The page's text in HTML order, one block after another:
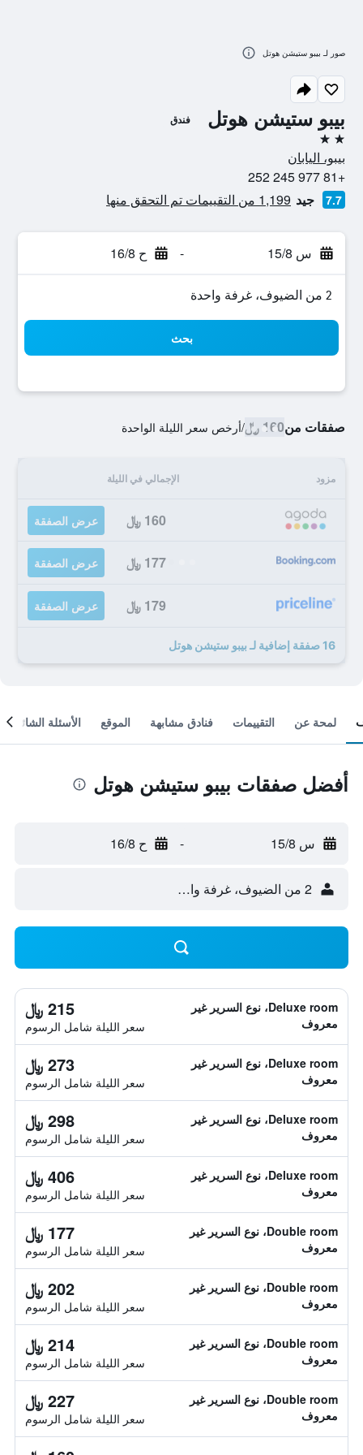
بيبو ستيشن هوتل فندق
2 نجمتين
بيبو، اليابان
+81 977 245 252
7.7 جيد 1,199 من التقييمات تم التحقق منها
س 15/8 - ح 16/8
2 من الضيوف، غرفة واحدة
بحث
صفقات من160 ﷼ /أرخص سعر الليلة الواحدة
مزود الإجمالي في الليلة
160 ﷼ عرض الصفقة
177 ﷼ عرض الصفقة
179 ﷼ عرض الصفقة
16 صفقة إضافية لـ بيبو ستيشن هوتل
صور لـ بيبو ستيشن هوتل
لمحة عن التقييمات فنادق مشابهة الموقع الأسئلة الشائعة
أفضل صفقات بيبو ستيشن هوتل
س 15/8 - ح 16/8
2 من الضيوف، غرفة واحدة
Deluxe room، نوع السرير غير
معروف
215 ﷼
سعر الليلة شامل الرسوم
Deluxe room، نوع السرير غير
معروف
273 ﷼
سعر الليلة شامل الرسوم
Deluxe room، نوع السرير غير
معروف
298 ﷼
سعر الليلة شامل الرسوم
Deluxe room، نوع السرير غير
معروف
406 ﷼
سعر الليلة شامل الرسوم
Double room، نوع السرير غير
معروف
177 ﷼
سعر الليلة شامل الرسوم
Double room، نوع السرير غير
معروف
202 ﷼
سعر الليلة شامل الرسوم
Double room، نوع السرير غير
معروف
214 ﷼
سعر الليلة شامل الرسوم
Double room، نوع السرير غير
معروف
227 ﷼
سعر الليلة شامل الرسوم